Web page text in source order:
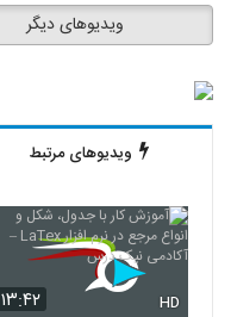
ویدیوهای دیگر
ویدیوهای مرتبط
۱۳:۴۲ HD